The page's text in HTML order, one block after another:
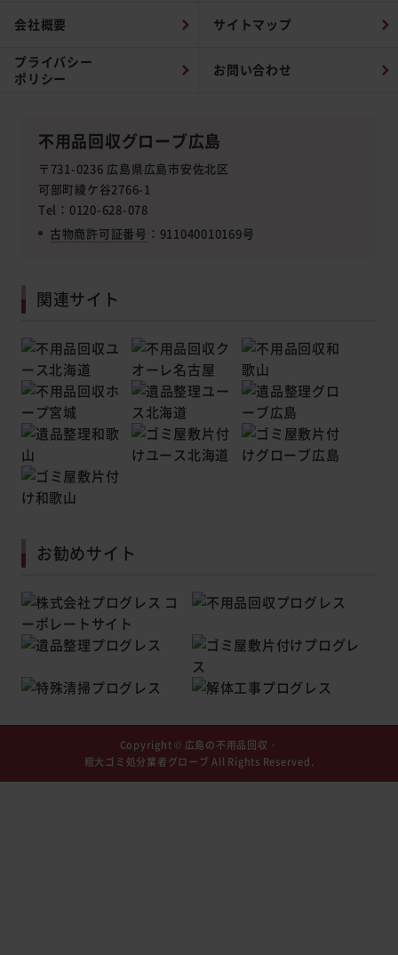
不用品回収グローブ広島
〒731-0236 広島県広島市安佐北区
可部町綾ケ谷2766-1
Tel：0120-628-078
古物商許可証番号 ：911040010169号
会社概要 サイトマップ
プライバシー
ポリシー
お問い合わせ
関連サイト
お勧めサイト
Copyright © 広島の不用品回収・
粗大ゴミ処分業者グローブ All Rights Reserved.